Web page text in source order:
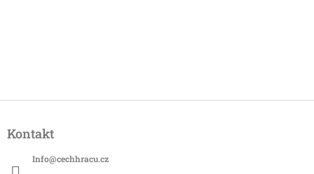
pKontakt
Info@cechhracu.cz